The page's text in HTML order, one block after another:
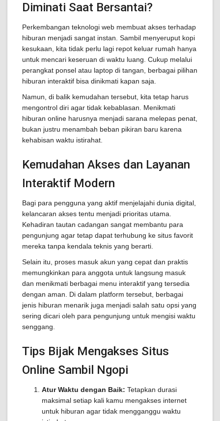
Diminati Saat Bersantai?
Perkembangan teknologi web membuat akses terhadap
hiburan menjadi sangat instan. Sambil menyeruput kopi
kesukaan, kita tidak perlu lagi repot keluar rumah hanya
untuk mencari keseruan di waktu luang. Cukup melalui
perangkat ponsel atau laptop di tangan, berbagai pilihan
hiburan interaktif bisa dinikmati kapan saja.
Namun, di balik kemudahan tersebut, kita tetap harus
mengontrol diri agar tidak kebablasan. Menikmati
hiburan online harusnya menjadi sarana melepas penat,
bukan justru menambah beban pikiran baru karena
kehabisan waktu istirahat.
Kemudahan Akses dan Layanan
Interaktif Modern
Bagi para pengguna yang aktif menjelajahi dunia digital,
kelancaran akses tentu menjadi prioritas utama.
Kehadiran tautan cadangan sangat membantu para
pengunjung agar tetap dapat terhubung ke situs favorit
mereka tanpa kendala teknis yang berarti.
Selain itu, proses masuk akun yang cepat dan praktis
memungkinkan para anggota untuk langsung masuk
dan menikmati berbagai menu interaktif yang tersedia
dengan aman. Di dalam platform tersebut, berbagai
jenis hiburan menarik juga menjadi salah satu opsi yang
sering dicari oleh para pengunjung untuk mengisi waktu
senggang.
Tips Bijak Mengakses Situs
Online Sambil Ngopi
Atur Waktu dengan Baik: Tetapkan durasi
maksimal setiap kali kamu mengakses internet
untuk hiburan agar tidak mengganggu waktu